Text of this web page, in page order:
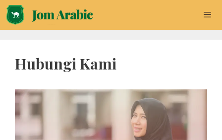
Skip
to
content
Hubungi Kami